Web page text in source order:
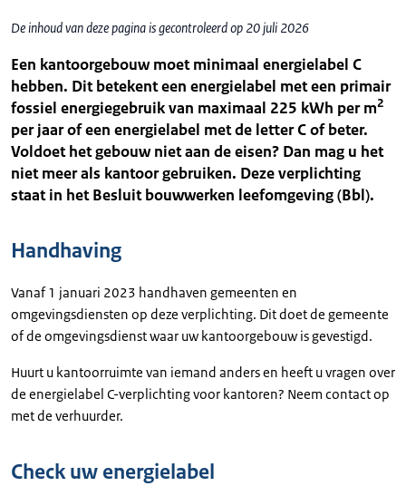
De inhoud van deze pagina is gecontroleerd op 20 juli 2026
Een kantoorgebouw moet minimaal energielabel C
hebben. Dit betekent een energielabel met een primair
fossiel energiegebruik van maximaal 225 kWh per m2
per jaar of een energielabel met de letter C of beter.
Voldoet het gebouw niet aan de eisen? Dan mag u het
niet meer als kantoor gebruiken. Deze verplichting
staat in het Besluit bouwwerken leefomgeving (Bbl).
Handhaving
Vanaf 1 januari 2023 handhaven gemeenten en
omgevingsdiensten op deze verplichting. Dit doet de gemeente
of de omgevingsdienst waar uw kantoorgebouw is gevestigd.
Huurt u kantoorruimte van iemand anders en heeft u vragen over
de energielabel C-verplichting voor kantoren? Neem contact op
met de verhuurder.
Check uw energielabel